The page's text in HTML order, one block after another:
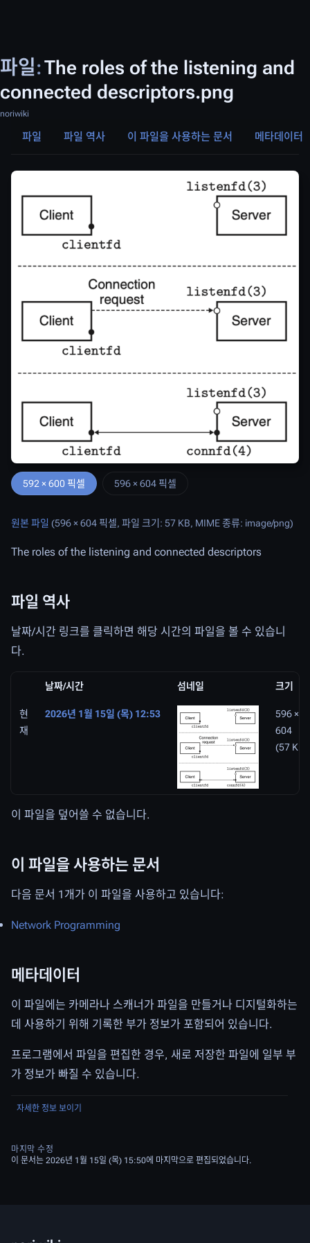
파일:The roles of the listening and
connected descriptors.png
noriwiki
파일 파일 역사 이 파일을 사용하는 문서 메타데이터
592 × 600 픽셀 596 × 604 픽셀
원본 파일 (596 × 604 픽셀, 파일 크기: 57 KB, MIME 종류: image/png)
The roles of the listening and connected descriptors
파일 역사
날짜/시간 링크를 클릭하면 해당 시간의 파일을 볼 수 있습니
다.
날짜/시간 섬네일 크기
현
재
2026년 1월 15일 (목) 12:53
596 ×
604
(57 KB)
이 파일을 덮어쓸 수 없습니다.
이 파일을 사용하는 문서
다음 문서 1개가 이 파일을 사용하고 있습니다:
Network Programming
메타데이터
이 파일에는 카메라나 스캐너가 파일을 만들거나 디지털화하는
데 사용하기 위해 기록한 부가 정보가 포함되어 있습니다.
프로그램에서 파일을 편집한 경우, 새로 저장한 파일에 일부 부
가 정보가 빠질 수 있습니다.
자세한 정보 보이기
마지막 수정
이 문서는 2026년 1월 15일 (목) 15:50에 마지막으로 편집되었습니다.